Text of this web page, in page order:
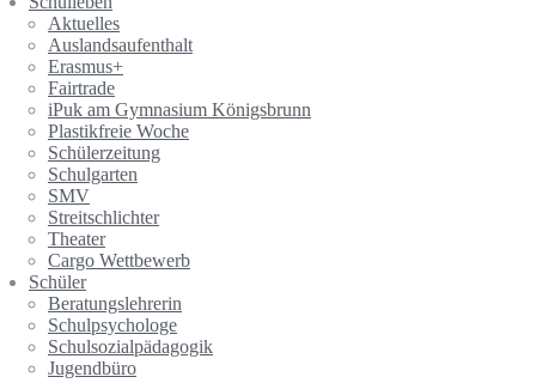
Aktuelles
Auslandsaufenthalt
Erasmus+
Fairtrade
iPuk am Gymnasium Königsbrunn
Plastikfreie Woche
Schülerzeitung
Schulgarten
SMV
Streitschlichter
Theater
Cargo Wettbewerb
Schüler
Beratungslehrerin
Schulpsychologe
Schulsozialpädagogik
Jugendbüro